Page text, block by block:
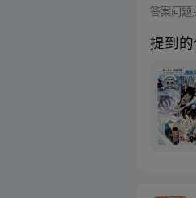
答案问
提到